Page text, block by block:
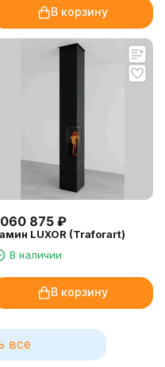
В корзину
060 875 ₽
LUXOR (Traforart)
В наличии
В корзину
все